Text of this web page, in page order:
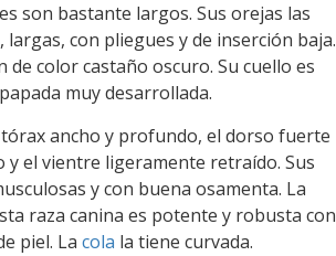
son bastante largos. Sus orejas las
largas, con pliegues y de inserción baja.
de color castaño oscuro. Su cuello es
muy desarrollada.
ancho y profundo, el dorso fuerte
y el vientre ligeramente retraído. Sus
y con buena osamenta. La
raza canina es potente y robusta con
piel. La cola la tiene curvada.